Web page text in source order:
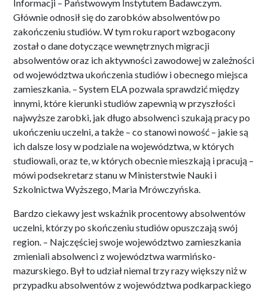
Informacji – Państwowym Instytutem Badawczym.
Głównie odnosił się do zarobków absolwentów po
zakończeniu studiów. W tym roku raport wzbogacony
został o dane dotyczące wewnętrznych migracji
absolwentów oraz ich aktywności zawodowej w zależności
od województwa ukończenia studiów i obecnego miejsca
zamieszkania. – System ELA pozwala sprawdzić między
innymi, które kierunki studiów zapewnią w przyszłości
najwyższe zarobki, jak długo absolwenci szukają pracy po
ukończeniu uczelni, a także – co stanowi nowość – jakie są
ich dalsze losy w podziale na województwa, w których
studiowali, oraz te, w których obecnie mieszkają i pracują –
mówi podsekretarz stanu w Ministerstwie Nauki i
Szkolnictwa Wyższego, Maria Mrówczyńska.
Bardzo ciekawy jest wskaźnik procentowy absolwentów
uczelni, którzy po skończeniu studiów opuszczają swój
region. – Najczęściej swoje województwo zamieszkania
zmieniali absolwenci z województwa warmińsko-
mazurskiego. Był to udział niemal trzy razy większy niż w
przypadku absolwentów z województwa podkarpackiego